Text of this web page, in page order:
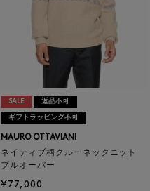
SALE 返品不可
ギフトラッピング不可
MAURO OTTAVIANI
ネイティブ柄クルーネックニット
プルオーバー
¥77,000